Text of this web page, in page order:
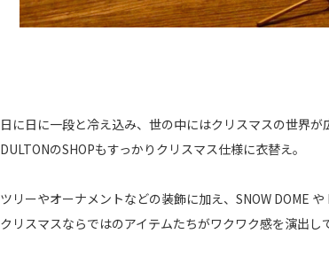
日に日に一段と冷え込み、世の中にはクリスマスの世界が
DULTONのSHOPもすっかりクリスマス仕様に衣替え。
ツリーやオーナメントなどの装飾に加え、SNOW DOME や
クリスマスならではのアイテムたちがワクワク感を演出し